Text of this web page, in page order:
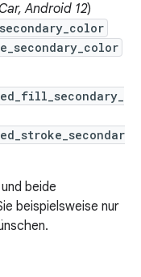
Android 12)
beide
beispielsweise nur